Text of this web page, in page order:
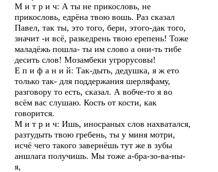
М и т р и ч: А ты не прикословь, не
прикословь, едрёна твою вошь. Раз сказал
Павел, так ты, это того, бери, этого-дак того,
значит -и всё, разкедрень твою ерепень! Тоже
маладёжь пошла- ты им слово а они-ть тибе
десить слов! Мозамбеки угрорусовы!
Е п и ф а н и й: Так-дыть, дедушка, я ж ето
только так- для поддержания шерляфаму,
разговору то есть, сказал. А вобче-то я во
всём вас слушаю. Кость от кости, как
говорится.
М и т р и ч: Ишь, иносраных слов нахватался,
разтудыть твою гребень, ты у миня мотри,
исчё чего такого завернёшь тут же в зубы
аншлага получишь. Мы тоже а-бра-зо-ва-ны-
я,